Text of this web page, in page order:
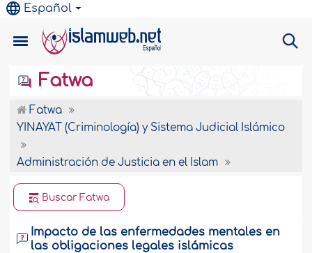
Español
Fatwa
Fatwa
YINAYAT (Criminología) y Sistema Judicial Islámico
Administración de Justicia en el Islam
Buscar Fatwa
Impacto de las enfermedades mentales en
las obligaciones legales islámicas